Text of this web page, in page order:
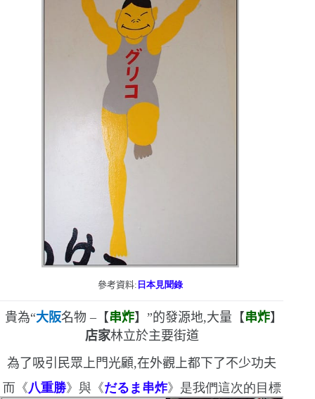
參考資料: 日本見聞錄
貴為“大阪名物 –【串炸】 ”的發源地,大量【串炸】
店家林立於主要街道
為了吸引民眾上門光顧,在外觀上都下了不少功夫
而 《八重勝》與 《だるま串炸》是我們這次的目標